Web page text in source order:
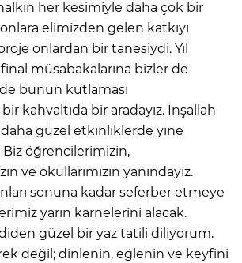
her kesimiyle daha çok bir
elimizden gelen katkıyı
onlardan bir tanesiydi. Yıl
müsabakalarına bizler de
bunun kutlaması
kahvaltıda bir aradayız. İnşallah
güzel etkinliklerde yine
Biz öğrencilerimizin,
ve okullarımızın yanındayız.
sonuna kadar seferber etmeye
yarın karnelerini alacak.
güzel bir yaz tatili diliyorum.
değil; dinlenin, eğlenin ve keyfini